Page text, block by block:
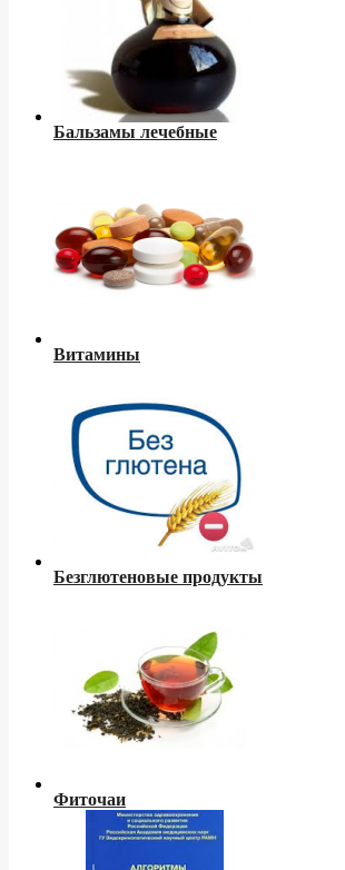
Бальзамы лечебные
Витамины
Безглютеновые продукты
Фиточаи